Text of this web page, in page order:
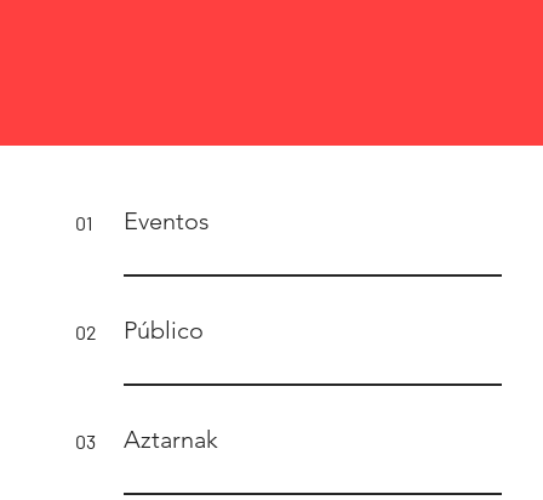
01 Eventos
02 Público
03 Aztarnak